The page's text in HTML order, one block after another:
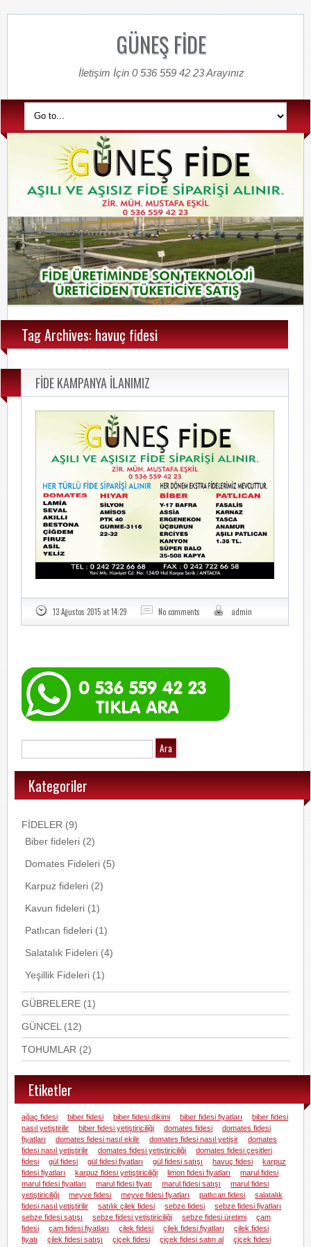
GÜNEŞ FİDE
İletişim İçin 0 536 559 42 23 Arayınız
Tag Archives: havuç fidesi
FİDE KAMPANYA İLANIMIZ
13 Ağustos 2015 at 14:29 No comments admin
Kategoriler
FİDELER (9)
Biber fideleri (2)
Domates Fideleri (5)
Karpuz fideleri (2)
Kavun fideleri (1)
Patlıcan fideleri (1)
Salatalık Fideleri (4)
Yeşillik Fideleri (1)
GÜBRELERE (1)
GÜNCEL(12)
TOHUMLAR (2)
Etiketler
ağaç fidesi biber fidesi biber fidesi dikimi biber fidesi fiyatları
biber fidesi
nasıl yetiştirilir
biber fidesi yetiştiriciliği domates fidesi
domates fidesi
fiyatları
domates fidesi nasıl ekilir domates fidesi nasıl yetişir
domates
fidesi nasıl yetiştirilir
domates fidesi yetiştiriciliği
domates fidesi çeşitleri
fidesi
gül fidesi gül fidesi fiyatları gül fidesi satışı havuç fidesi
karpuz
fidesi fiyatları
karpuz fidesi yetiştiriciliği limon fidesi fiyatları
marul fidesi
marul fidesi fiyatları
marul fidesi fiyatı marul fidesi satışı
marul fidesi
yetiştiriciliği
meyve fidesi meyve fidesi fiyatları patlıcan fidesi
salatalık
fidesi nasıl yetiştirilir
satılık çilek fidesi sebze fidesi
sebze fidesi fiyatları
sebze fidesi satışı
sebze fidesi yetiştiriciliği sebze fidesi üretimi
çam
fidesi
çam fidesi fiyatları çilek fidesi çilek fidesi fiyatları
çilek fidesi
fiyatı
çilek fidesi satışı çiçek fidesi çiçek fidesi satın al
çiçek fidesi